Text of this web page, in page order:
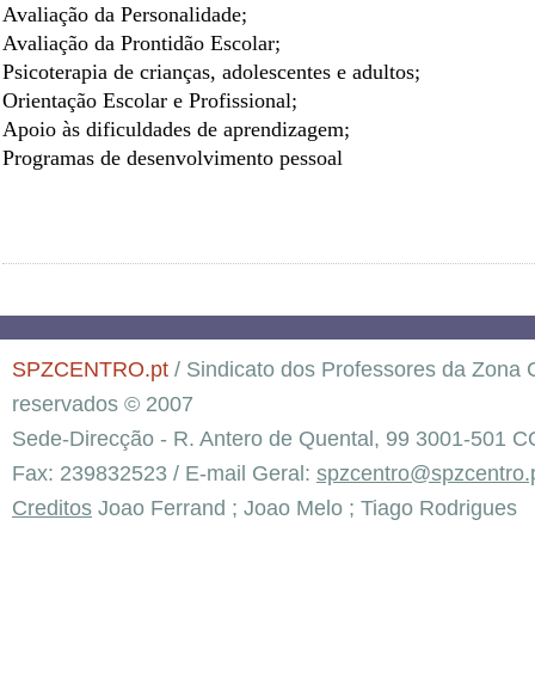
Avaliação da Personalidade;
Avaliação da Prontidão Escolar;
Psicoterapia de crianças, adolescentes e adultos;
Orientação Escolar e Profissional;
Apoio às dificuldades de aprendizagem;
Programas de desenvolvimento pessoal
SPZCENTRO.pt / Sindicato dos Professores da Zona
reservados © 2007
Sede-Direcção - R. Antero de Quental, 99 3001-501
Fax: 239832523 / E-mail Geral:
Creditos Joao Ferrand ; Joao Melo ; Tiago Rodrigues